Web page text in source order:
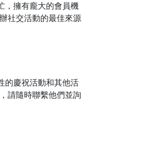
，擁有龐大的會員機
社交活動的最佳來源
的慶祝活動和其他活
請隨時聯繫他們並詢